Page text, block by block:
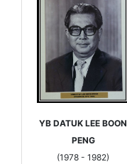
YB DATUK LEE BOON
PENG
(1978 - 1982)